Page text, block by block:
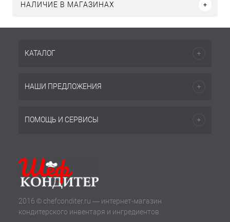
НАЛИЧИЕ В МАГАЗИНАХ
КАТАЛОГ
НАШИ ПРЕДЛОЖЕНИЯ
ПОМОЩЬ И СЕРВИСЫ
2016 © chefconditer.ru — интернет-магазин
кондитерского инвентаря и ингредиентов.